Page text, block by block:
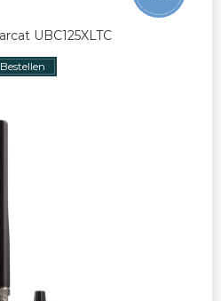
UBC125XLTC
Bestellen